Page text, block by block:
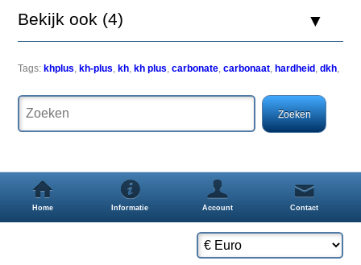
+
op
een
dKH
zoutwateraquaria
Bekijk ook (4)
Tags: khplus, kh-plus, kh, kh plus,carbonate,carbonaat, hardheid ,dkh,
Home Informatie Account Contact